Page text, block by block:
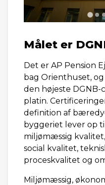
Målet er
Det er AP Pension
bag Orienthuset,
den højeste
platin.
definition af
byggeriet lever op
miljømæssig
social kvalitet,
proceskvalitet og
Miljømæssig,